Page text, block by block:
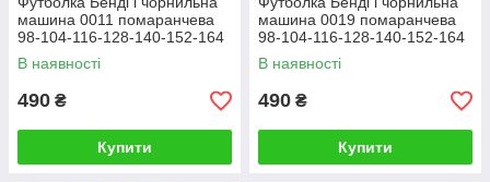
машина 0011 помаранчева
98-104-116-128-140-152-164
розмір
В наявності
490 ₴
Купити
машина 0019 помаранчева
98-104-116-128-140-152-164
розмір
В наявності
490 ₴
Купити